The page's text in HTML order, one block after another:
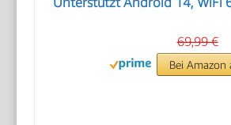
69,99 €
Bei Amazon